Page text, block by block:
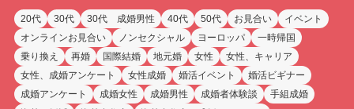
20代 30代 30代 成婚男性 40代 50代 お見合い
イベント
オンラインお見合い
ノンセクシャル ヨーロッパ
一時帰国
乗り換え
再婚 国際結婚 地元婚 女性
女性、キャリア
女性、成婚アンケート
女性成婚 婚活イベント
婚活ビギナー
成婚アンケート
成婚女性 成婚男性 成婚者体験談
手組成婚